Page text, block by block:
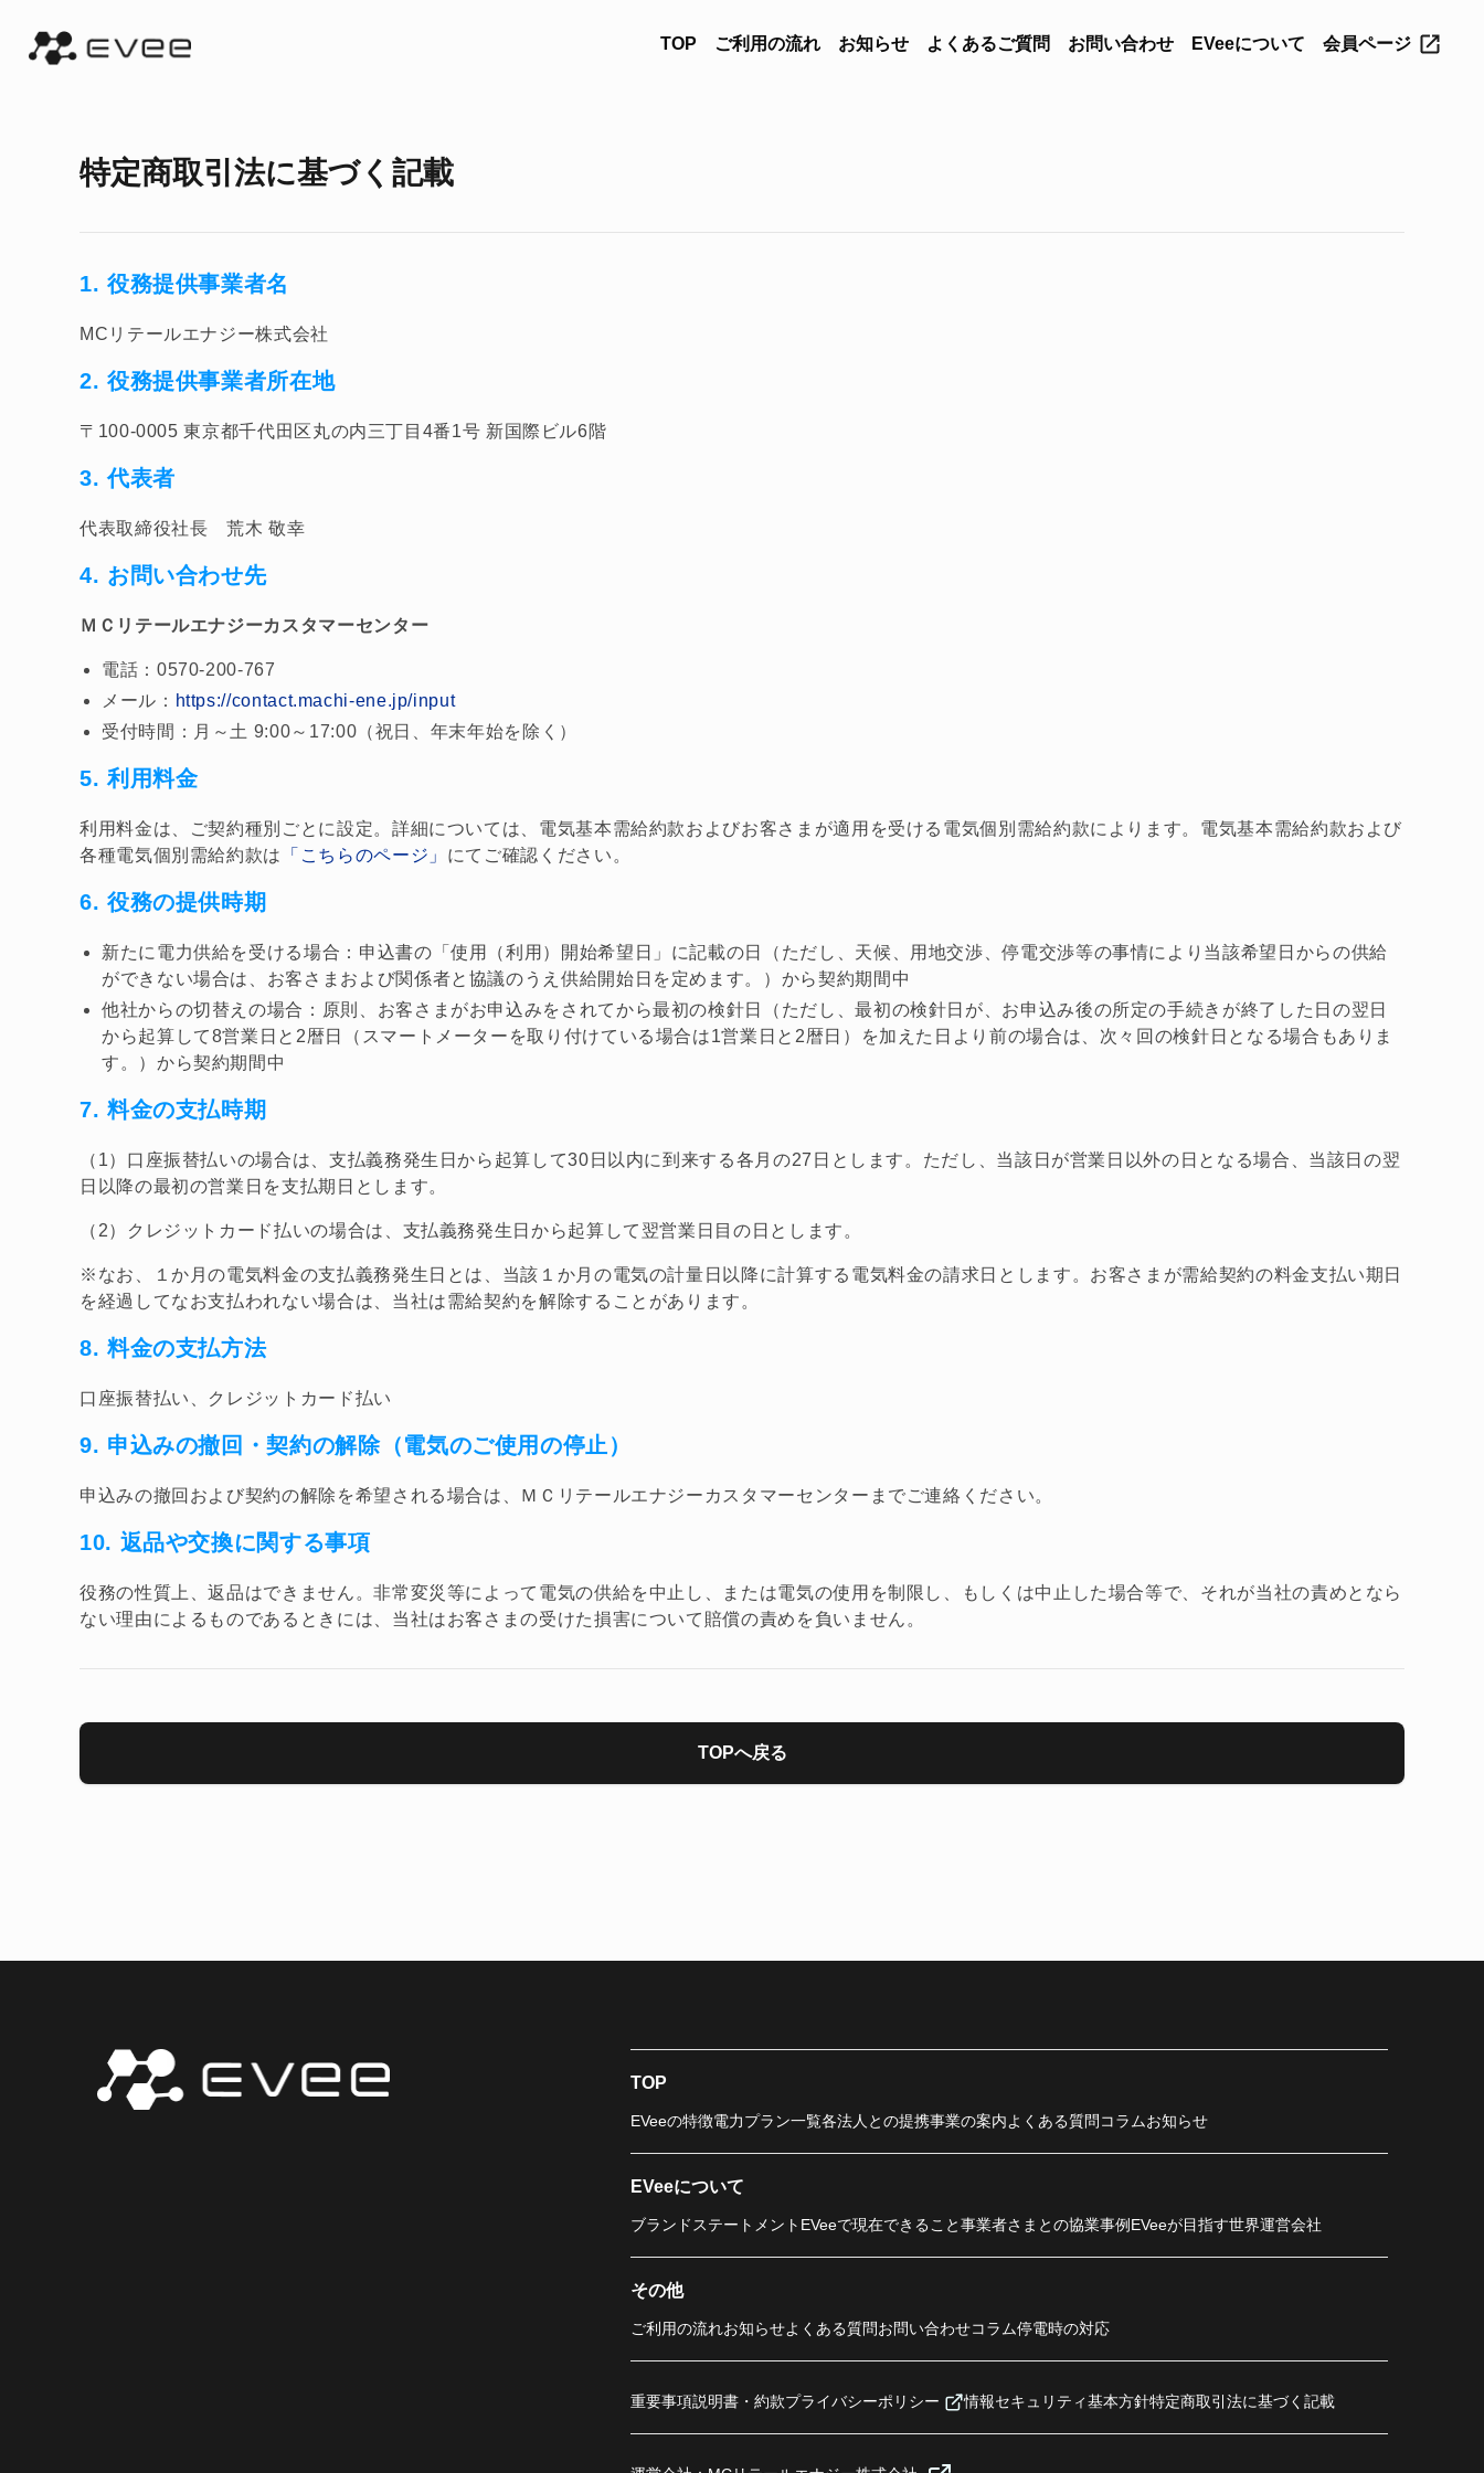
TOP ご利用の流れ お知らせ よくあるご質問 お問い合わせ EVeeについて 会員ページ
特定商取引法に基づく記載
1. 役務提供事業者名
MCリテールエナジー株式会社
2. 役務提供事業者所在地
〒100-0005 東京都千代田区丸の内三丁目4番1号 新国際ビル6階
3. 代表者
代表取締役社長 荒木 敬幸
4. お問い合わせ先
ＭＣリテールエナジーカスタマーセンター
電話：0570-200-767
メール： https://contact.machi-ene.jp/input​
受付時間：月～土 9:00～17:00（祝日、年末年始を除く）
5. 利用料金
利用料金は、ご契約種別ごとに設定。詳細については、電気基本需給約款およびお客さまが適用を受ける電気個別需給約款によります。電気基本需給約款および
各種電気個別需給約款は
「こちらのページ」 にてご確認ください。
6. 役務の提供時期
新たに電力供給を受ける場合：申込書の「使用（利用）開始希望日」に記載の日（ただし、天候、用地交渉、停電交渉等の事情により当該希望日からの供給
ができない場合は、お客さまおよび関係者と協議のうえ供給開始日を定めます。）から契約期間中
他社からの切替えの場合：原則、お客さまがお申込みをされてから最初の検針日（ただし、最初の検針日が、お申込み後の所定の手続きが終了した日の翌日
から起算して8営業日と2暦日（スマートメーターを取り付けている場合は1営業日と2暦日）を加えた日より前の場合は、次々回の検針日となる場合もありま
す。）から契約期間中
7. 料金の支払時期
（1）口座振替払いの場合は、支払義務発生日から起算して30日以内に到来する各月の27日とします。ただし、当該日が営業日以外の日となる場合、当該日の翌
日以降の最初の営業日を支払期日とします。
（2）クレジットカード払いの場合は、支払義務発生日から起算して翌営業日目の日とします。
※なお、１か月の電気料金の支払義務発生日とは、当該１か月の電気の計量日以降に計算する電気料金の請求日とします。お客さまが需給契約の料金支払い期日
を経過してなお支払われない場合は、当社は需給契約を解除することがあります。
8. 料金の支払方法
口座振替払い、クレジットカード払い
9. 申込みの撤回・契約の解除（電気のご使用の停止）
申込みの撤回および契約の解除を希望される場合は、ＭＣリテールエナジーカスタマーセンターまでご連絡ください。
10. 返品や交換に関する事項
役務の性質上、返品はできません。非常変災等によって電気の供給を中止し、または電気の使用を制限し、もしくは中止した場合等で、それが当社の責めとなら
ない理由によるものであるときには、当社はお客さまの受けた損害について賠償の責めを負いません。
TOPへ戻る
TOP
EVeeの特徴電力プラン一覧各法人との提携事業の案内よくある質問 コラムお知らせ
EVeeについて
ブランドステートメント EVeeで現在できること事業者さまとの協業事例 EVeeが目指す世界運営会社
その他
ご利用の流れお知らせよくある質問お問い合わせコラム停電時の対応
重要事項説明書・約款プライバシーポリシー 情報セキュリティ基本方針特定商取引法に基づく記載